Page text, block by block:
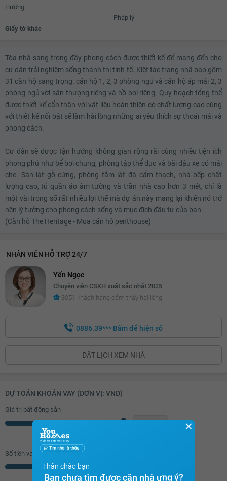
Hướng
Pháp lý
Giấy tờ khác
Tòa nhà sang trọng đầy phong cách được thiết kế để mang đến cho
cư dân trải nghiệm sống thành thị tinh tế. Kiệt tác trang nhã bao gồm
31 căn hộ sang trọng: căn hộ 1, 2, 3 phòng ngủ và căn hộ áp mái 2, 3
phòng ngủ với sân thượng riêng và hồ bơi riêng. Quy hoạch tổng thể
được thiết kế cẩn thận với vật liệu hoàn thiện có chất lượng cao cùng
với thiết kế nổi bật sẽ làm hài lòng những ai yêu thích sự thoải mái và
phong cách.
Cư dân sẽ được tận hưởng không gian rộng rãi cùng nhiều tiện ích
phong phú như bể bơi chung, phòng tập thể dục và bãi đậu xe có mái
che. Sàn lát gỗ cứng, phòng tắm lát đá cẩm thạch, nhà bếp chất
lượng cao, tủ quần áo âm tường và trần nhà cao hơn 3 mét, chỉ là
một vài trong số rất nhiều lợi thế mà dự án này mang lại khiến nó trở
nên lý tưởng cho phong cách sống và mục đích đầu tư của bạn.
(Căn hộ The Heritage - Mua căn hộ penthouse)
NHÂN VIÊN HỖ TRỢ 24/7
Yến Ngọc
Chuyên viên CSKH xuất sắc nhất 2025
3051 khách hàng cảm thấy hài lòng
0886.39*** Bấm để hiện số
ĐẶT LỊCH XEM NHÀ
DỰ TOÁN KHOẢN VAY (ĐƠN VỊ: VNĐ)
Giá trị bất động sản
Số tiền vay ( 70%/GTNĐ)
✕
Thân chào bạn
Bạn chưa tìm được căn nhà ưng ý?